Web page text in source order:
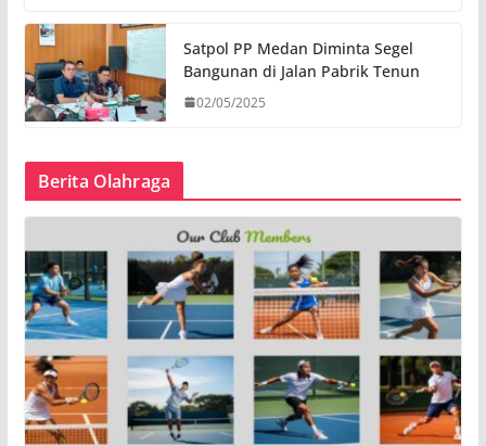
Satpol PP Medan Diminta Segel
Bangunan di Jalan Pabrik Tenun
02/05/2025
Berita Olahraga